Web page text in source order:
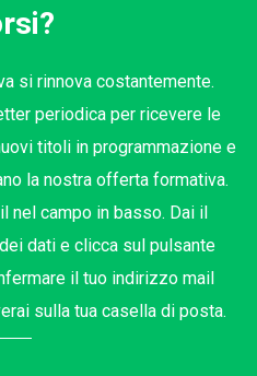
si rinnova costantemente.
periodica per ricevere le
titoli in programmazione e
la nostra offerta formativa.
nel campo in basso. Dai il
dati e clicca sul pulsante
il tuo indirizzo mail
sulla tua casella di posta.